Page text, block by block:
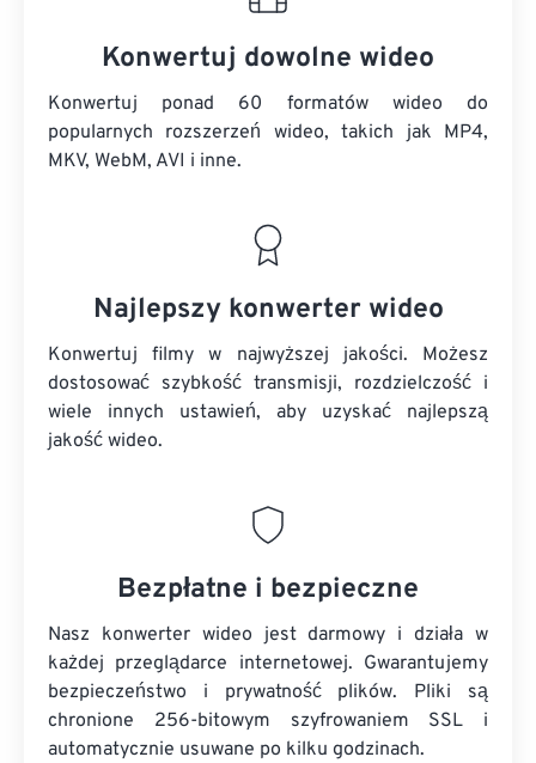
Konwertuj dowolne wideo
Konwertuj ponad 60 formatów wideo do
popularnych rozszerzeń wideo, takich jak MP4,
MKV, WebM, AVI i inne.
Najlepszy konwerter wideo
Konwertuj filmy w najwyższej jakości. Możesz
dostosować szybkość transmisji, rozdzielczość i
wiele innych ustawień, aby uzyskać najlepszą
jakość wideo.
Bezpłatne i bezpieczne
Nasz konwerter wideo jest darmowy i działa w
każdej przeglądarce internetowej. Gwarantujemy
bezpieczeństwo i prywatność plików. Pliki są
chronione 256-bitowym szyfrowaniem SSL i
automatycznie usuwane po kilku godzinach.